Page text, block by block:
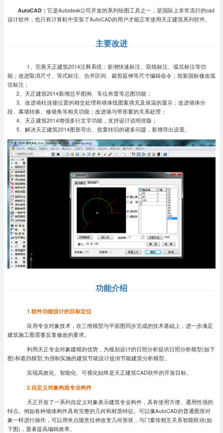
AutoCAD： 它是Autodesk公司开发的系列绘图工具之一，是国际上非常流行的cad
设计软件，也只有计算机中安装了AutoCAD的用户才能正常使用天正建筑系列软件。
主要改进
1、完善天正建筑2014注释系统：新增快速标注、双线标注、弧弦标注等功
能；改进取消尺寸、等式标注、合并区间、裁剪延伸等尺寸编辑命令；按新国标修改弧
弦标注；
2、天正建筑2014新增总平图例、车位布置等总图功能；
3、改进墙柱连接位置的相交处理和墙体线图案填充及保温的显示；改进墙体分
段、幕墙转换、修墙角等相关功能；改进墙与带形窗的关系处理；
4、天正建筑2014增强多行文字功能，支持设计说明排版；
5、解决天正建筑2014图形导出、批量转旧的诸多问题，新增导出设置。
功能介绍
1.软件功能设计的目标定位
应用专业对象技术，在三维模型与平面图同步完成的技术基础上，进一步满足
建筑施工图需要反复修改的要求。
利用天正专业对象建模的优势，为规划设计的日照分析提供日照分析模型(如下
图)和遮挡模型;为强制实施的建筑节能设计提供节能建筑分析模型。
实现高效化、智能化、可视化始终是天正建筑CAD软件的开发目标。
2.自定义对象构造专业构件
天正开发了一系列自定义对象表示建筑专业构件，具有使用方便、通用性强的
特点。例如各种墙体构件具有完整的几何和材质特征。可以像AutoCAD的普通图形对
象一样进行操作，可以用夹点随意拉伸改变几何形状，与门窗按相互关系智能联动(如
下图)，显著提高编辑效率。